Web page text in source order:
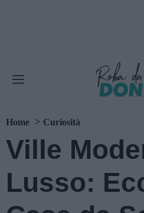
Home Curiosità
Ville
Lusso: